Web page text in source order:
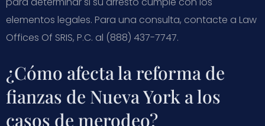
elementos legales. Para una consulta, contacte a Law
Offices Of SRIS, P.C. al (888) 437-7747.
¿Cómo afecta la reforma de
fianzas de Nueva York a los
casos de merodeo?